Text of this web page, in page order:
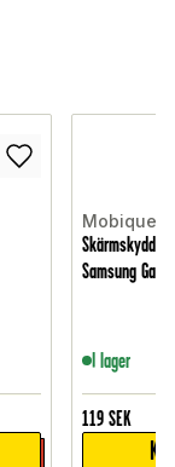
Mobique
Skärmskydd
Samsung
I lager
119 SEK